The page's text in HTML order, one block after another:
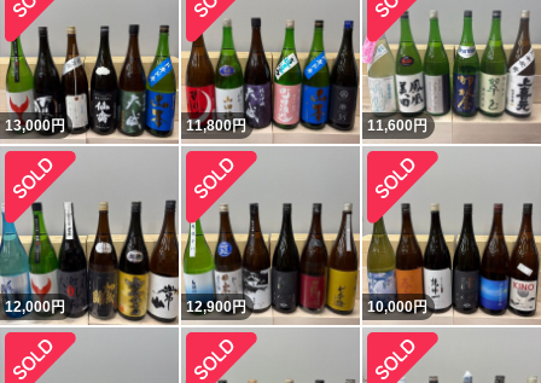
13,000円 11,800円 11,600円
12,000円 12,900円 10,000円